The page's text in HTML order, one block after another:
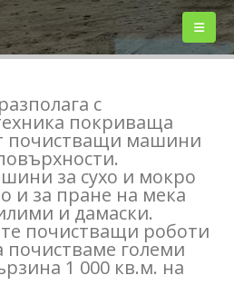
с
покриваща
почистващи машини
за сухо и мокро
и за пране на мека
и дамаски.
почистващи роботи
почистваме големи
1 000 кв.м. на